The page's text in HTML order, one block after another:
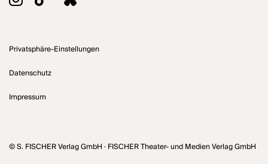
Privatsphäre-Einstellungen
Datenschutz
Impressum
© S. FISCHER Verlag GmbH · FISCHER Theater- und Medien Verlag GmbH